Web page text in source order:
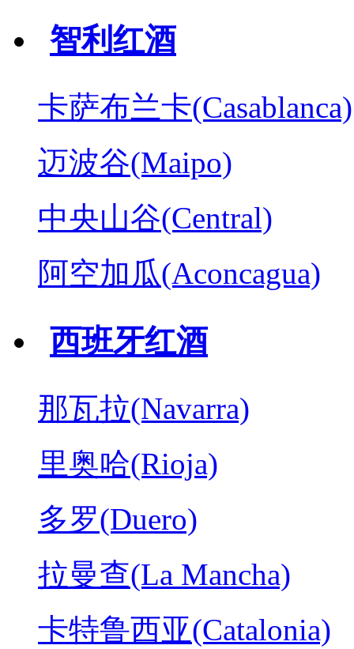
智利红酒
卡萨布兰卡(Casablanca)
迈波谷(Maipo)
中央山谷(Central)
阿空加瓜(Aconcagua)
西班牙红酒
那瓦拉(Navarra)
里奥哈(Rioja)
多罗(Duero)
拉曼查(La Mancha)
卡特鲁西亚(Catalonia)